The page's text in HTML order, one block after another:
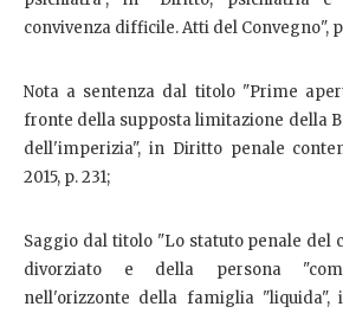
convivenza difficile. Atti del Convegno",
Nota a sentenza dal titolo "Prime
fronte della supposta limitazione della
dell'imperizia", in Diritto penale
2015, p. 231;
Saggio dal titolo "Lo statuto penale del
divorziato e della persona
nell'orizzonte della famiglia "liquida",